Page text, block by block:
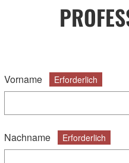
Vorname Erforderlich
Nachname Erforderlich